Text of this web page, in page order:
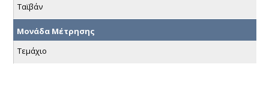
Ταϊβάν
Μονάδα Μέτρησης
Τεμάχιο